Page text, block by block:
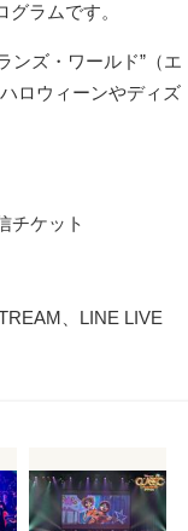
ラムです。
ンズ・ワールド”（エ
ロウィーンやディズ
チケット
、LINE LIVE